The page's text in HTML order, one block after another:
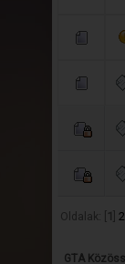
Oldalak: [ 1 2
GTA